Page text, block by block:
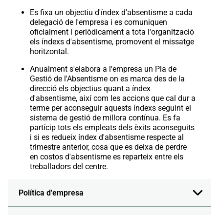
Es fixa un objectiu d'índex d'absentisme a cada
delegació de l'empresa i es comuniquen
oficialment i periòdicament a tota l'organització
els índexs d'absentisme, promovent el missatge
horitzontal.
Anualment s'elabora a l'empresa un Pla de
Gestió de l'Absentisme on es marca des de la
direcció els objectius quant a índex
d'absentisme, així com les accions que cal dur a
terme per aconseguir aquests índexs seguint el
sistema de gestió de millora contínua. Es fa
partícip tots els empleats dels èxits aconseguits
i si es redueix índex d'absentisme respecte al
trimestre anterior, cosa que es deixa de perdre
en costos d'absentisme es reparteix entre els
treballadors del centre.
Política d'empresa